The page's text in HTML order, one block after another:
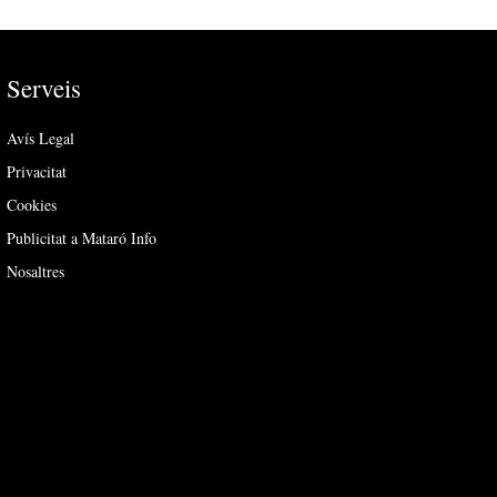
Serveis
Avís Legal
Privacitat
Cookies
Publicitat a Mataró Info
Nosaltres